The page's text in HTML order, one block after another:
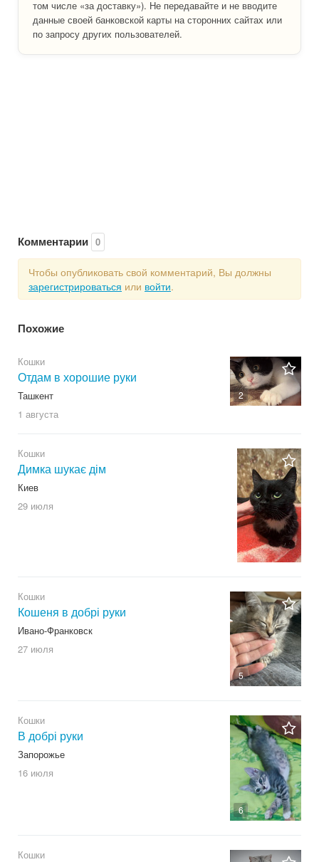
том числе «за доставку»). Не передавайте и не вводите
данные своей банковской карты на сторонних сайтах или
по запросу других пользователей.
Комментарии 0
Чтобы опубликовать свой комментарий, Вы должны
зарегистрироваться или войти.
Похожие
2
Кошки
Отдам в хорошие руки
Ташкент
1 августа
Кошки
Димка шукає дім
Киев
29 июля
5
Кошки
Кошеня в добрі руки
Ивано-Франковск
27 июля
6
Кошки
В добрі руки
Запорожье
16 июля
Кошки